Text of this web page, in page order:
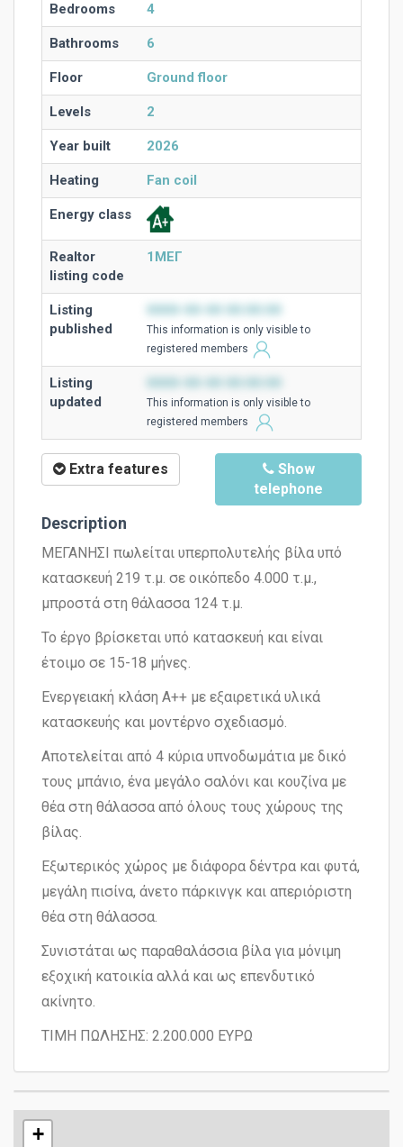
Bedrooms 4
Bathrooms 6
Floor Ground floor
Levels 2
Year built 2026
Heating Fan coil
Energy class
Realtor
listing code
1ΜΕΓ
Listing
published
This information is only visible to
registered members
Listing
updated
This information is only visible to
registered members
Extra features
Show
telephone
Description
ΜΕΓΑΝΗΣΙ πωλείται υπερπολυτελής βίλα υπό
κατασκευή 219 τ.μ. σε οικόπεδο 4.000 τ.μ.,
μπροστά στη θάλασσα 124 τ.μ.
Το έργο βρίσκεται υπό κατασκευή και είναι
έτοιμο σε 15-18 μήνες.
Ενεργειακή κλάση Α++ με εξαιρετικά υλικά
κατασκευής και μοντέρνο σχεδιασμό.
Αποτελείται από 4 κύρια υπνοδωμάτια με δικό
τους μπάνιο, ένα μεγάλο σαλόνι και κουζίνα με
θέα στη θάλασσα από όλους τους χώρους της
βίλας.
Εξωτερικός χώρος με διάφορα δέντρα και φυτά,
μεγάλη πισίνα, άνετο πάρκινγκ και απεριόριστη
θέα στη θάλασσα.
Συνιστάται ως παραθαλάσσια βίλα για μόνιμη
εξοχική κατοικία αλλά και ως επενδυτικό
ακίνητο.
ΤΙΜΗ ΠΩΛΗΣΗΣ: 2.200.000 ΕΥΡΩ
+